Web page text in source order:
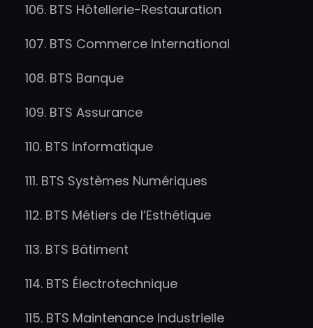
106. BTS Hôtellerie-Restauration
107. BTS Commerce International
108. BTS Banque
109. BTS Assurance
110. BTS Informatique
111. BTS Systèmes Numériques
112. BTS Métiers de l’Esthétique
113. BTS Bâtiment
114. BTS Électrotechnique
115. BTS Maintenance Industrielle